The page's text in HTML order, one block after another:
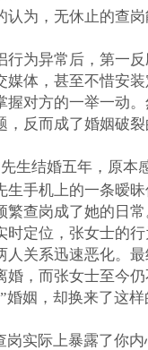
认为，无休止的查
行为异常后，第一反
媒体，甚至不惜安
握对方的一举一动
反而成了婚姻破裂
生结婚五年，原本
生手机上的一条暧
繁查岗成了她的日
时定位，张女士的
人关系迅速恶化。
婚，而张女士至今
婚姻，却换来了这样
岗实际上暴露了你